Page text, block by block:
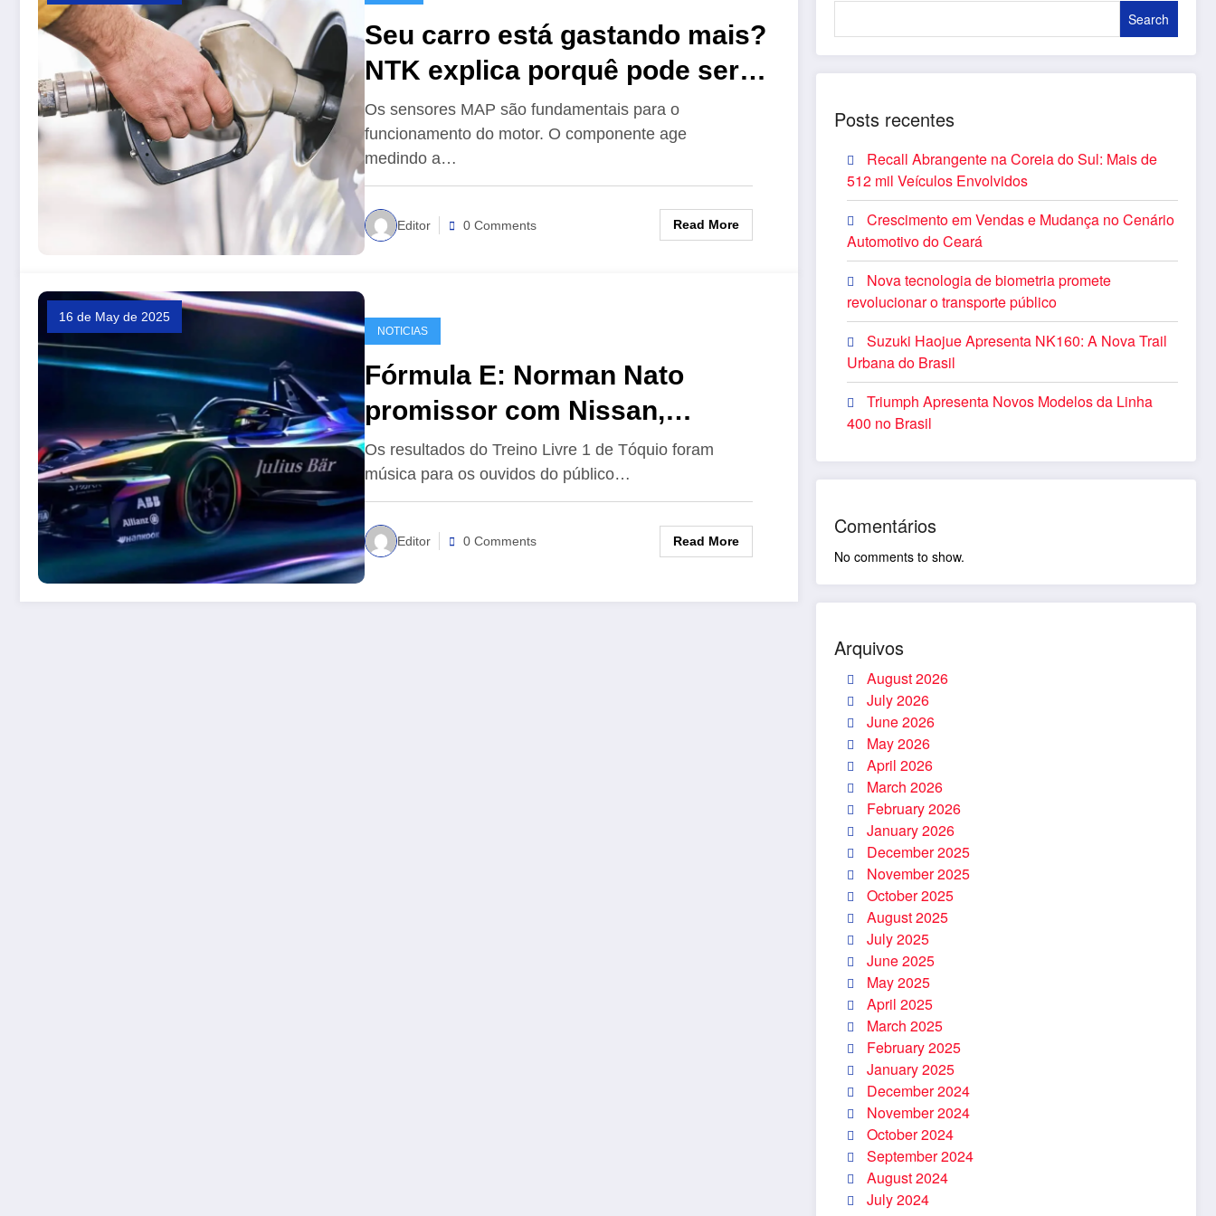
Seu carro está gastando mais?
NTK explica porquê pode ser
culpa do sensor MAP
Os sensores MAP são fundamentais para o
funcionamento do motor. O componente age
medindo a…
Editor 0 Comments Read More
16 de May de 2025
NOTICIAS
Fórmula E: Norman Nato
promissor com Nissan,
enquanto Barnard bate no
primeiro treino livre do E-Prix
de Tóquio de 2025
Os resultados do Treino Livre 1 de Tóquio foram
música para os ouvidos do público…
Editor 0 Comments Read More
Search
Posts recentes
Recall Abrangente na Coreia do Sul: Mais de
512 mil Veículos Envolvidos
Crescimento em Vendas e Mudança no Cenário
Automotivo do Ceará
Nova tecnologia de biometria promete
revolucionar o transporte público
Suzuki Haojue Apresenta NK160: A Nova Trail
Urbana do Brasil
Triumph Apresenta Novos Modelos da Linha
400 no Brasil
Comentários
No comments to show.
Arquivos
August 2026
July 2026
June 2026
May 2026
April 2026
March 2026
February 2026
January 2026
December 2025
November 2025
October 2025
August 2025
July 2025
June 2025
May 2025
April 2025
March 2025
February 2025
January 2025
December 2024
November 2024
October 2024
September 2024
August 2024
July 2024